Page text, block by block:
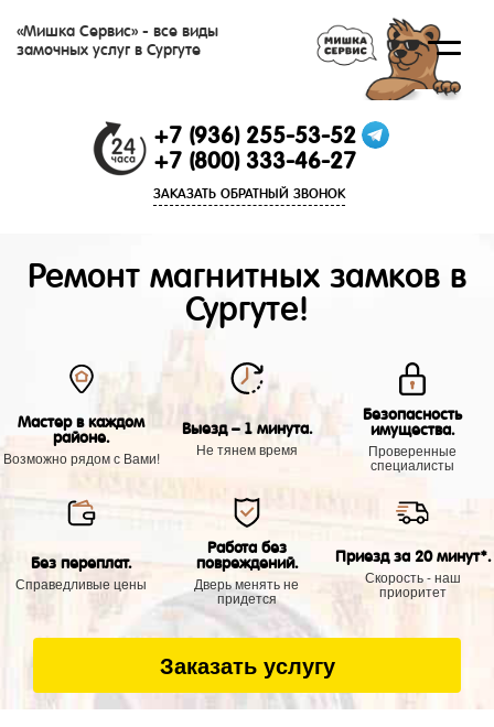
«Мишка Сервис» - все виды
замочных услуг в Сургуте
+7 (936) 255-53-52
+7 (800) 333-46-27
ЗАКАЗАТЬ ОБРАТНЫЙ ЗВОНОК
Ремонт магнитных замков в
Сургуте!
Мастер в каждом
районе.
Возможно рядом с Вами!
Выезд – 1 минута.
Не тянем время
Безопасность
имущества.
Проверенные
специалисты
Без переплат.
Справедливые цены
Работа без
повреждений.
Дверь менять не
придется
Приезд за 20 минут*.
Скорость - наш
приоритет
Заказать услугу